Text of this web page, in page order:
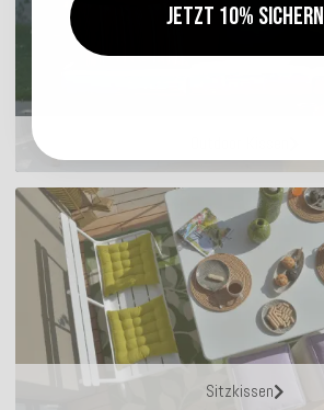
Sitzkissen
Jetzt 10% sichern